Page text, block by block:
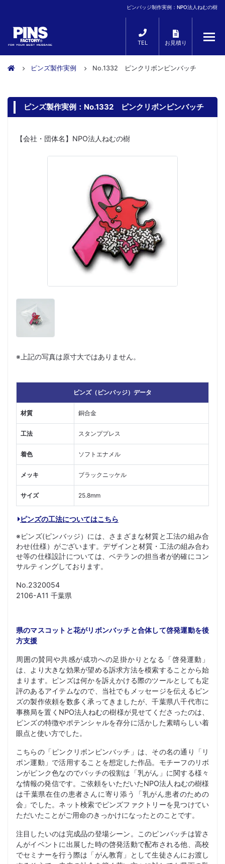
ピンバッジ制作実例：NPO法人ねむの樹
TEL お見積り
ピンズ製作実例 No.1332 ピンクリボンピンバッチ
ピンズ製作実例：No.1332 ピンクリボンピンバッチ
【会社・団体名】NPO法人ねむの樹
※上記の写真は原寸大ではありません。
ピンズ（ピンバッジ）データ
材質 銅合金
工法 スタンププレス
着色 ソフトエナメル
メッキ ブラックニッケル
サイズ 25.8mm
ピンズの工法についてはこちら
※ピンズ(ピンバッジ）には、さまざまな材質と工法の組み合
わせ(仕様）がございます。デザインと材質・工法の組み合わ
せ等の仕様設計については、ベテランの担当者が的確にコン
サルティングしております。
No.2320054
2106-A11 千葉県
県のマスコットと花がリボンバッチと合体して啓発運動を後
方支援
周囲の賛同や共感が成功への足掛かりとなる「啓発運動」
は、より大きな効果が望める訴求方法を模索することから始
まります。ピンズは何かを訴えかける際のツールとしても定
評のあるアイテムなので、当社でもメッセージを伝えるピン
ズの製作依頼を数多く承ってきましたが、千葉県八千代市に
事務局を置くNPO法人ねむの樹様が見せてくださったのは、
ピンズの特徴やポテンシャルを存分に活かした素晴らしい着
眼点と使い方でした。
こちらの「ピンクリボンピンバッチ」は、その名の通り「リ
ボン運動」で活用することを想定した作品。モチーフのリボ
ンがピンク色なのでバッチの役割は「乳がん」に関する様々
な情報の発信です。ご依頼をいただいたNPO法人ねむの樹様
は千葉県在住の患者さんに寄り添う「乳がん患者のための
会」でした。ネット検索でピンズファクトリーを見つけてい
ただいたことがご用命のきっかけになったとのことです。
注目したいのは完成品の登場シーン。このピンバッチは皆さ
んがイベントに出展した時の啓発活動で配布される他、高校
でセミナーを行う際は「がん教育」として生徒さんにお渡し